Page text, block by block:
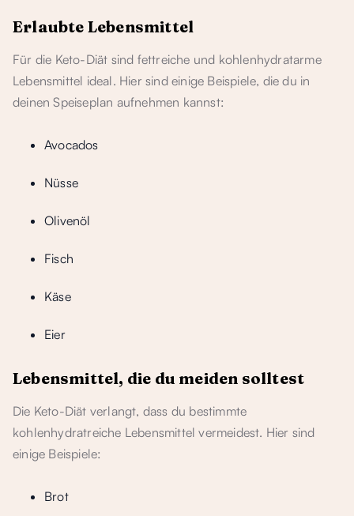
Erlaubte Lebensmittel
Für die Keto-Diät sind fettreiche und kohlenhydratarme
Lebensmittel ideal. Hier sind einige Beispiele, die du in
deinen Speiseplan aufnehmen kannst:
Avocados
Nüsse
Olivenöl
Fisch
Käse
Eier
Lebensmittel, die du meiden solltest
Die Keto-Diät verlangt, dass du bestimmte
kohlenhydratreiche Lebensmittel vermeidest. Hier sind
einige Beispiele:
Brot